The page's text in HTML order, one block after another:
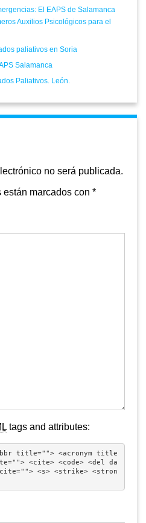
El EAPS de Salamanca
Auxilios Psicológicos para el
paliativos en Soria
Salamanca
Paliativos. León.
no será publicada.
están marcados con *
tags and attributes:
title=""> <acronym title
<cite> <code> <del da
<s> <strike> <stron